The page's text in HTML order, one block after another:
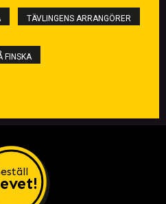
TÄVLINGENS ARRANGÖRER
FINSKA